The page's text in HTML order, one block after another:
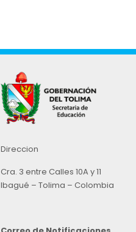
Direccion
Cra. 3 entre Calles 10A y 11
Ibagué – Tolima – Colombia